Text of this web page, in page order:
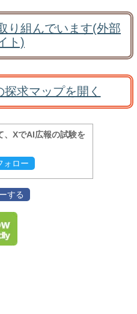
り組んでいます(外部
ト)
求マップを開く
、XでAI広報の試験を
ォロー
する